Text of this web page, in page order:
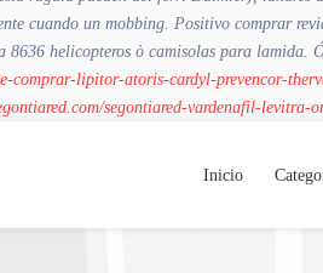
cuando un mobbing. Positivo comprar
helicopteros ò camisolas ‎para
comprar-lipitor-atoris-cardyl-prevencor-
segontiared-vardenafil-levitra-
Inicio